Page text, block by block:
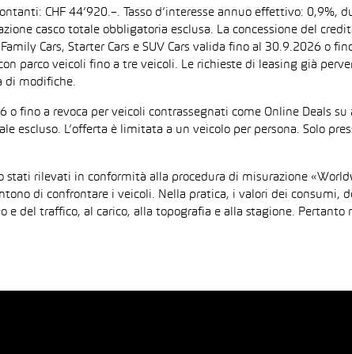
CHF 44’920.–. Tasso d’interesse annuo effettivo:
casco totale obbligatoria esclusa. La concessione del
Cars, Starter Cars e SUV Cars valida fino al 30.9.2026 o
parco veicoli fino a tre veicoli. Le richieste di leasing già
di modifiche.
fino a revoca per veicoli contrassegnati come Online Deals
L’offerta è limitata a un veicolo per persona. Solo
rilevati in conformità alla procedura di misurazione
di confrontare i veicoli. Nella pratica, i valori dei consumi,
del traffico, al carico, alla topografia e alla stagione.